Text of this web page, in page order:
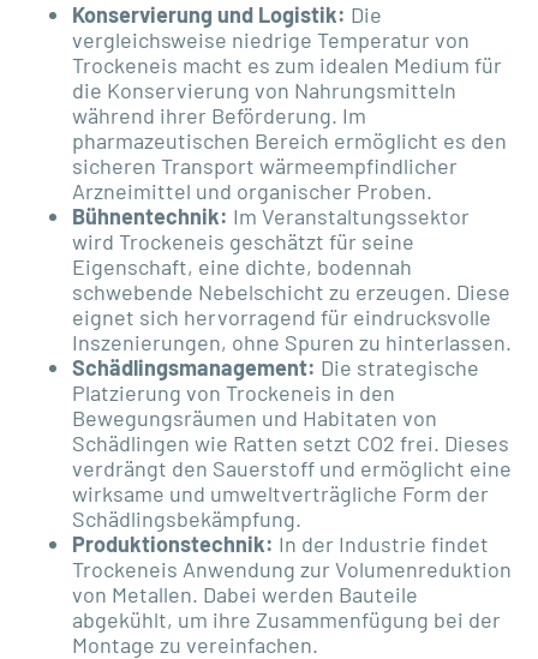
Konservierung und Logistik: Die
vergleichsweise niedrige Temperatur von
Trockeneis macht es zum idealen Medium für
die Konservierung von Nahrungsmitteln
während ihrer Beförderung. Im
pharmazeutischen Bereich ermöglicht es den
sicheren Transport wärmeempfindlicher
Arzneimittel und organischer Proben.
Bühnentechnik: Im Veranstaltungssektor
wird Trockeneis geschätzt für seine
Eigenschaft, eine dichte, bodennah
schwebende Nebelschicht zu erzeugen. Diese
eignet sich hervorragend für eindrucksvolle
Inszenierungen, ohne Spuren zu hinterlassen.
Schädlingsmanagement: Die strategische
Platzierung von Trockeneis in den
Bewegungsräumen und Habitaten von
Schädlingen wie Ratten setzt CO2 frei. Dieses
verdrängt den Sauerstoff und ermöglicht eine
wirksame und umweltverträgliche Form der
Schädlingsbekämpfung.
Produktionstechnik: In der Industrie findet
Trockeneis Anwendung zur Volumenreduktion
von Metallen. Dabei werden Bauteile
abgekühlt, um ihre Zusammenfügung bei der
Montage zu vereinfachen.